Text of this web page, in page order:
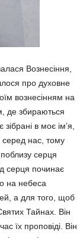
Вознесіння,
про духовне
вознесінням на
де збираються
в моє ім’я,
серед нас, тому
серця
серця починає
на небеса
а для того, щоб
Тайнах. Він
їх проповіді. Він